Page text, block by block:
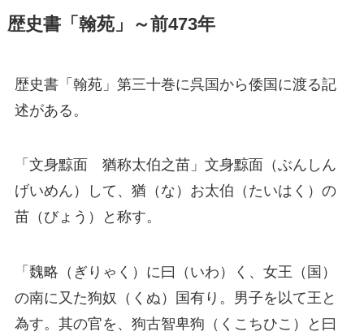
歴史書「翰苑」～前473年
歴史書「翰苑」第三十巻に呉国から倭国に渡る記
述がある。
「文身黥面 猶称太伯之苗」文身黥面（ぶんしん
げいめん）して、猶（な）お太伯（たいはく）の
苗（びょう）と称す。
「魏略（ぎりゃく）に曰（いわ）く、女王（国）
の南に又た狗奴（くぬ）国有り。男子を以て王と
為す。其の官を、狗古智卑狗（くこちひこ）と曰